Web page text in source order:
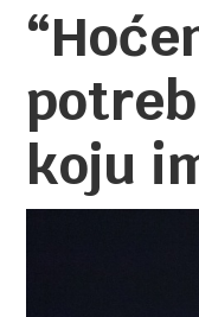
koju